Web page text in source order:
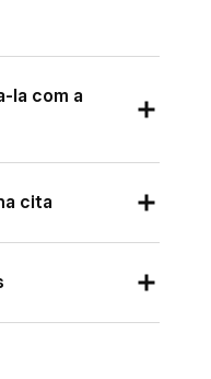
la com a
cita, fes clic a
cita
cita